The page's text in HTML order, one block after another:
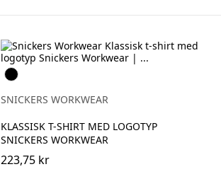
Svart
SNICKERS WORKWEAR
KLASSISK T-SHIRT MED LOGOTYP
SNICKERS WORKWEAR
223,75 kr